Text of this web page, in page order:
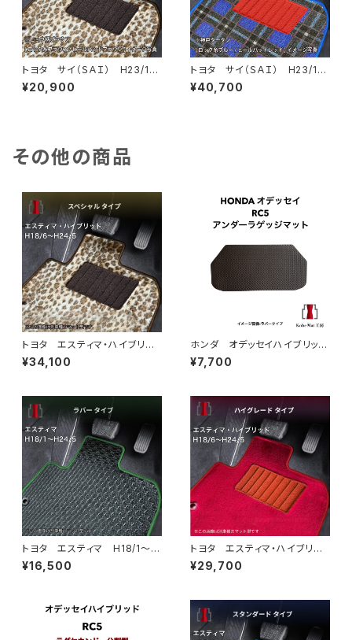
トヨタ サイ（ＳＡＩ） H23/1
1〜 AZK10 フロアマット一
式 カーマット スペシャルタイ
¥20,900
トヨタ サイ（ＳＡＩ） H23/1
1〜 AZK10 フロアマット一
式 カーマット 神戸タータ
¥40,700
その他の商品
トヨタ エスティマ・ハイブリッ
ド H18/6〜H24/5（前期） 2
0系 フロアマット一式 カーマ
¥34,100
ホンダ オデッセイハイブリッ
ド R5/12〜 RC5 アンダー
ラゲッジマット トランクマッ
¥7,700
トヨタ エスティマ H18/1〜H
24/5（前期） 50系 フロアマ
ット一式 カーマット 防水 ラ
¥16,500
トヨタ エスティマ・ハイブリッ
ド H18/6〜H24/5（前期） 2
0系 フロアマット一式 カーマ
¥29,700